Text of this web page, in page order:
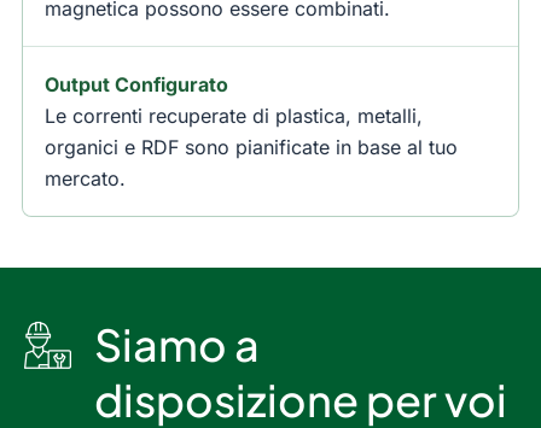
magnetica possono essere combinati.
Output Configurato
Le correnti recuperate di plastica, metalli,
organici e RDF sono pianificate in base al tuo
mercato.
Siamo a
disposizione per voi